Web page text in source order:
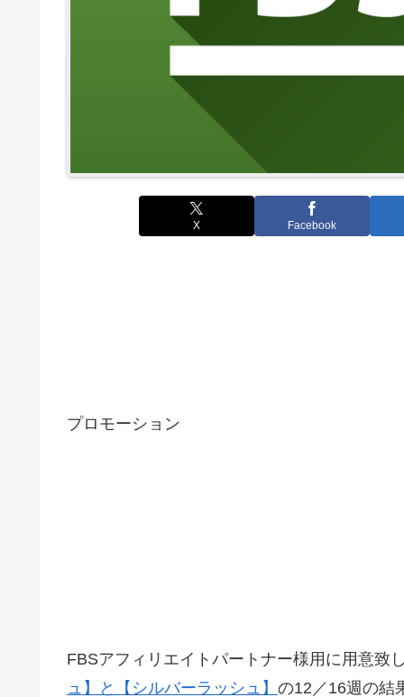
X Facebook
プロモーション
FBSアフィリエイトパートナー様用に用意致
ュ】と【シルバーラッシュ】 の12／16週の結